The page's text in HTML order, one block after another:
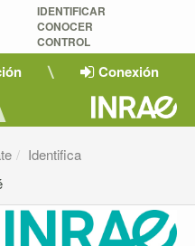
IDENTIFICAR
CONOCER
CONTROL
Conexión
Identifica